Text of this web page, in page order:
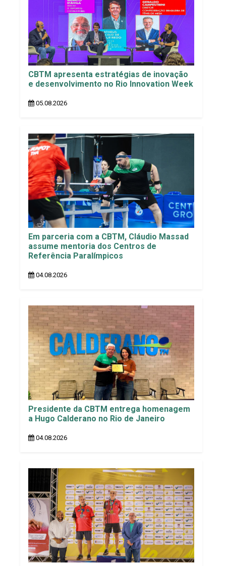
CBTM apresenta estratégias de inovação
e desenvolvimento no Rio Innovation Week
05.08.2026
Em parceria com a CBTM, Cláudio Massad
assume mentoria dos Centros de
Referência Paralímpicos
04.08.2026
Presidente da CBTM entrega homenagem
a Hugo Calderano no Rio de Janeiro
04.08.2026